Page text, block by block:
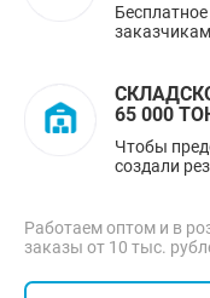
65 000
Чтобы
создали
Работаем оптом и в
заказы от 10 тыс.